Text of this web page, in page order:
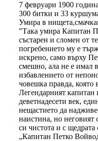
7 февруари 1900
300 битки и 33
Умира в
"Така умира Капитан
състарен и сломен от
погребението му е
искрено, само върху
смешно, ала не е имал
избавлението от
човешка правда, която
Легендарният капитан
деветнадесети век,
нещастието да
наистина, но неговият
си чистота и с
„Капитан Петко